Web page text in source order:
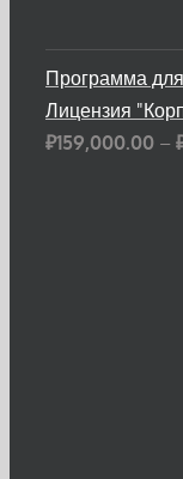
Программа
Лицензия
₽159,000.00 –